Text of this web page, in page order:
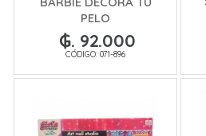
PELO
₲. 92.000
CÓDIGO: 071-896